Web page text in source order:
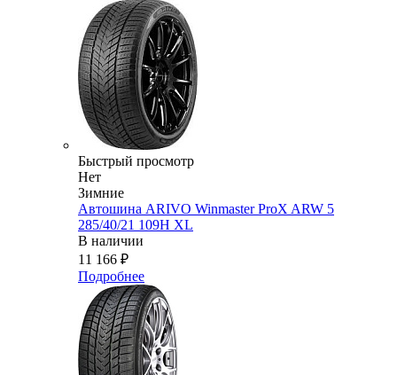
Быстрый просмотр
Нет
Зимние
Автошина ARIVO Winmaster ProX ARW 5
285/40/21 109H XL
В наличии
11 166 ₽
Подробнее